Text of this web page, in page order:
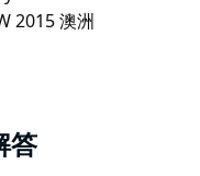
答